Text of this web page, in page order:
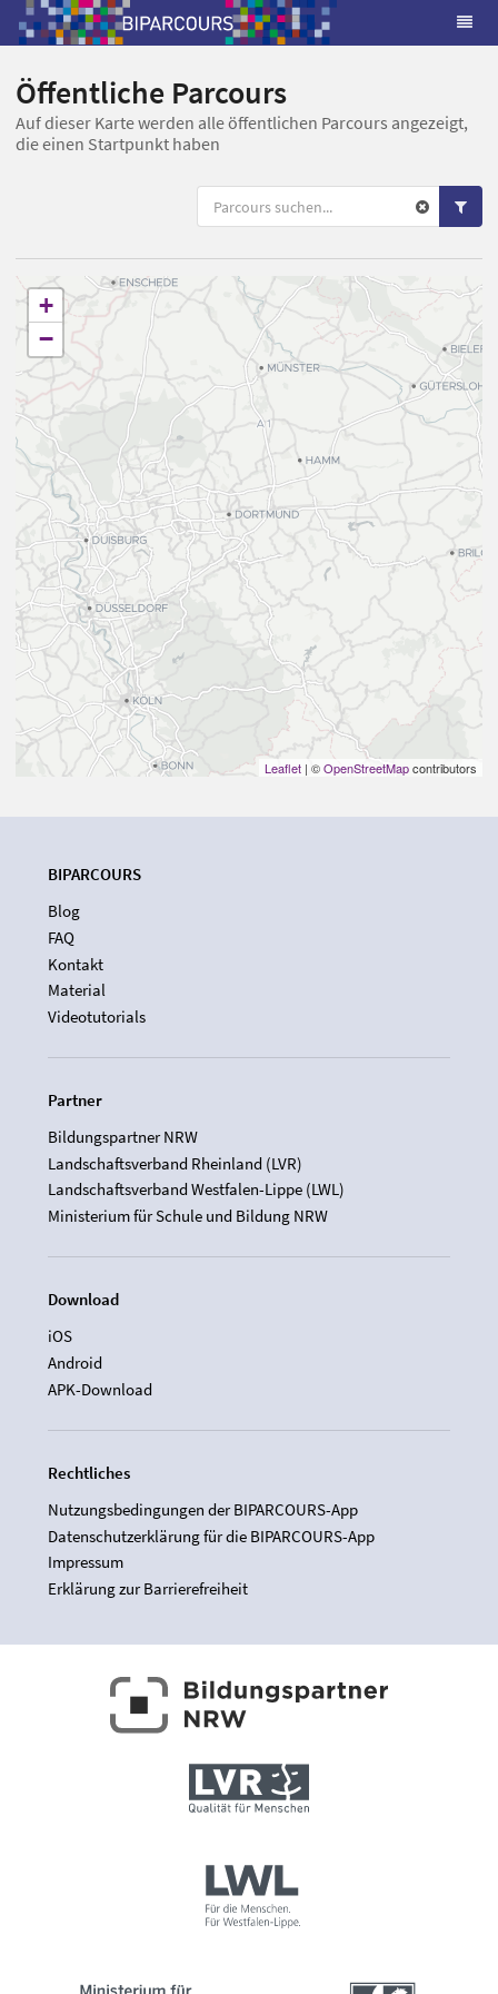
Öffentliche Parcours
Auf dieser Karte werden alle öffentlichen Parcours angezeigt,
die einen Startpunkt haben
+
−
Leaflet | ©OpenStreetMapcontributors
BIPARCOURS
Blog
FAQ
Kontakt
Material
Videotutorials
Partner
Bildungspartner NRW
Landschaftsverband Rheinland (LVR)
Landschaftsverband Westfalen-Lippe (LWL)
Ministerium für Schule und Bildung NRW
Download
iOS
Android
APK-Download
Rechtliches
Nutzungsbedingungen der BIPARCOURS-App
Datenschutzerklärung für die BIPARCOURS-App
Impressum
Erklärung zur Barrierefreiheit